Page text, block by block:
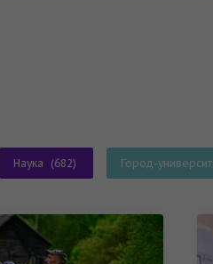
Наука (682) Город-